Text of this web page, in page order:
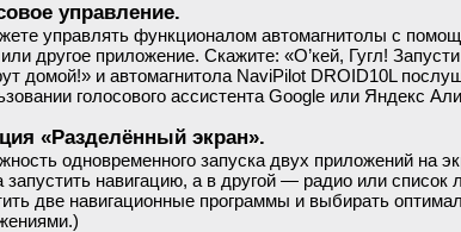
управление.
управлять функционалом автомагнитолы с
другое приложение. Скажите: «О’кей, Гугл!
домой!» и автомагнитола NaviPilot DROID10L
голосового ассистента Google или Яндекс
«Разделённый экран».
одновременного запуска двух приложений на
запустить навигацию, а в другой — радио или
две навигационные программы и выбирать